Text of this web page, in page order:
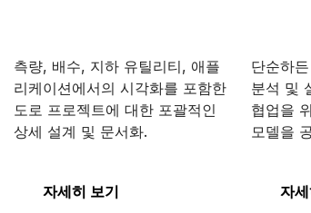
OpenRoads Designer
측량, 배수, 지하 유틸리티, 애플
리케이션에서의 시각화를 포함한
도로 프로젝트에 대한 포괄적인
상세 설계 및 문서화.
자세히 보기
단순하
분석 및
협업을
모델을
자세